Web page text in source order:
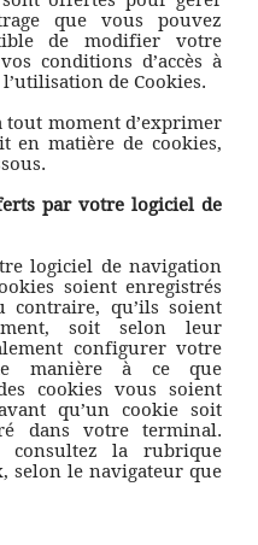
que vous pouvez
de modifier votre
conditions d’accès à
de Cookies.
moment d’exprimer
en matière de cookies,
par votre logiciel de
logiciel de navigation
soient enregistrés
qu’ils soient
soit selon leur
configurer votre
manière à ce que
cookies vous soient
qu’un cookie soit
dans votre terminal.
consultez la rubrique
selon le navigateur que